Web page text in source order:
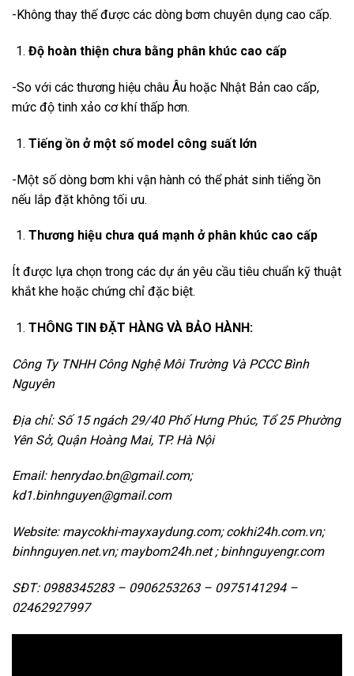
-Không thay thế được các dòng bơm chuyên dụng cao cấp.
Độ hoàn thiện chưa bằng phân khúc cao cấp
-So với các thương hiệu châu Âu hoặc Nhật Bản cao cấp,
mức độ tinh xảo cơ khí thấp hơn.
Tiếng ồn ở một số model công suất lớn
-Một số dòng bơm khi vận hành có thể phát sinh tiếng ồn
nếu lắp đặt không tối ưu.
Thương hiệu chưa quá mạnh ở phân khúc cao cấp
Ít được lựa chọn trong các dự án yêu cầu tiêu chuẩn kỹ thuật
khắt khe hoặc chứng chỉ đặc biệt.
THÔNG TIN ĐẶT HÀNG VÀ BẢO HÀNH:
Công Ty TNHH Công Nghệ Môi Trường Và PCCC Bình
Nguyên
Địa chỉ: Số 15 ngách 29/40 Phố Hưng Phúc, Tổ 25 Phường
Yên Sở, Quận Hoàng Mai, TP. Hà Nội
Email: henrydao.bn@gmail.com;
kd1.binhnguyen@gmail.com
Website: maycokhi-mayxaydung.com; cokhi24h.com.vn;
binhnguyen.net.vn; maybom24h.net ; binhnguyengr.com
SĐT: 0988345283 – 0906253263 – 0975141294 –
02462927997